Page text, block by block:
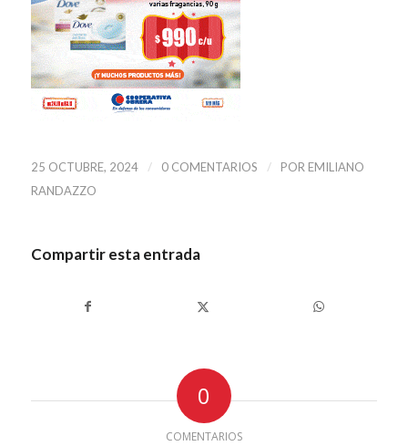
25 OCTUBRE, 2024 / 0 COMENTARIOS / POR EMILIANO
RANDAZZO
Compartir esta entrada
0
COMENTARIOS